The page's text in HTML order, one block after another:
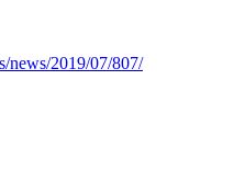
news/2019/07/807/